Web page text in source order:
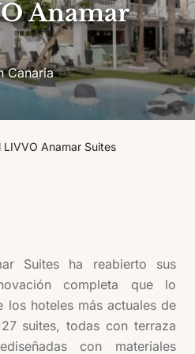
Anamar
Canaria
LIVVO Anamar Suites
Suites ha reabierto sus
completa que lo
los hoteles más actuales de
suites, todas con terraza
con materiales